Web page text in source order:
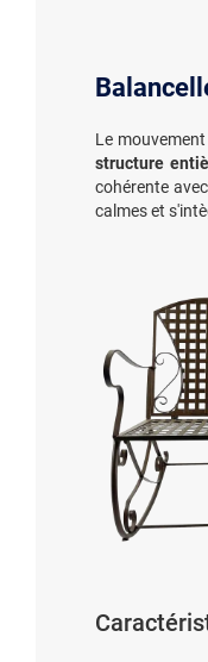
Le
structure
cohérente
calmes et